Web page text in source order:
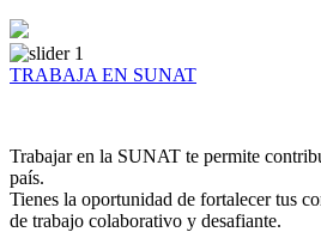
TRABAJA EN SUNAT
Trabajar en la SUNAT te permite
país.
Tienes la oportunidad de fortalecer tus
de trabajo colaborativo y desafiante.